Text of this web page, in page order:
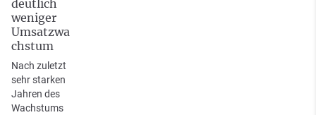
deutlich
weniger
Umsatzwa
chstum
Nach zuletzt
sehr starken
Jahren des
Wachstums